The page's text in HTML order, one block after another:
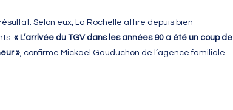
Selon eux, La Rochelle attire depuis bien
« L’arrivée du TGV dans les années 90 a été un coup de
», confirme Mickael Gauduchon de l’agence familiale